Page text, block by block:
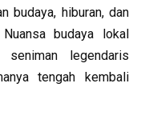
budaya, hiburan, dan
budaya lokal
legendaris
tengah kembali